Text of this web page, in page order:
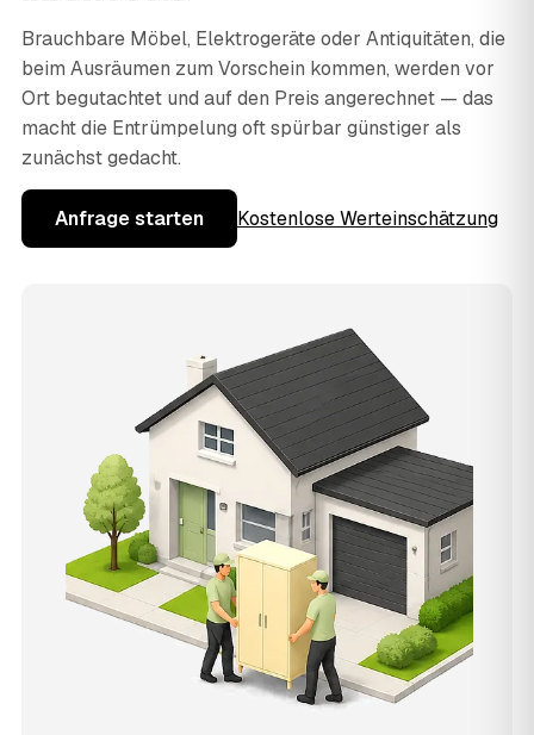
Brauchbare Möbel, Elektrogeräte oder Antiquitäten, die
beim Ausräumen zum Vorschein kommen, werden vor
Ort begutachtet und auf den Preis angerechnet — das
macht die Entrümpelung oft spürbar günstiger als
zunächst gedacht.
Anfrage starten Kostenlose Werteinschätzung